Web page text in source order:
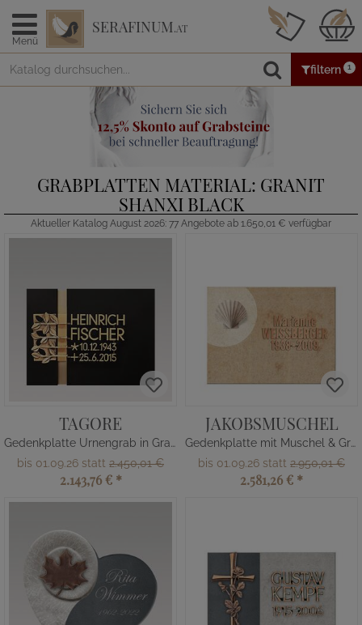
Menü
SERAFINUM.AT
filtern 1
GRABPLATTEN MATERIAL: GRANIT
SHANXI BLACK
Aktueller Katalog August 2026: 77 Angebote ab 1.650,01 € verfügbar
TAGORE
Gedenkplatte Urnengrab in Granit
bis 01.09.26 statt 2.450,01 €
2.143,76 € *
JAKOBSMUSCHEL
Gedenkplatte mit Muschel & Gravur
bis 01.09.26 statt 2.950,01 €
2.581,26 € *